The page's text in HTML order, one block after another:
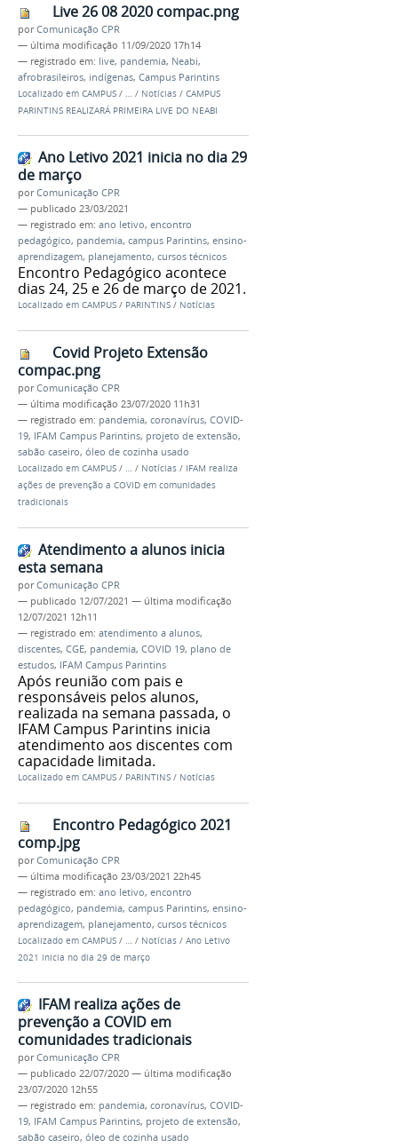
Live 26 08 2020 compac.png
porComunicação CPR
— última modificação 11/09/2020 17h14
— registrado em: live, pandemia, Neabi,
afrobrasileiros, indígenas, Campus Parintins
Localizado em CAMPUS / … / Notícias / CAMPUS
PARINTINS REALIZARÁ PRIMEIRA LIVE DO NEABI
Ano Letivo 2021 inicia no dia 29
de março
porComunicação CPR
— publicado 23/03/2021
— registrado em: ano letivo, encontro
pedagógico, pandemia, campus Parintins, ensino-
aprendizagem, planejamento, cursos técnicos
Encontro Pedagógico acontece
dias 24, 25 e 26 de março de 2021.
Localizado em CAMPUS / PARINTINS / Notícias
Covid Projeto Extensão
compac.png
porComunicação CPR
— última modificação 23/07/2020 11h31
— registrado em: pandemia, coronavírus, COVID-
19, IFAM Campus Parintins, projeto de extensão,
sabão caseiro, óleo de cozinha usado
Localizado em CAMPUS / … / Notícias / IFAM realiza
ações de prevenção a COVID em comunidades
tradicionais
Atendimento a alunos inicia
esta semana
porComunicação CPR
— publicado 12/07/2021 — última modificação
12/07/2021 12h11
— registrado em: atendimento a alunos,
discentes, CGE, pandemia, COVID 19, plano de
estudos, IFAM Campus Parintins
Após reunião com pais e
responsáveis pelos alunos,
realizada na semana passada, o
IFAM Campus Parintins inicia
atendimento aos discentes com
capacidade limitada.
Localizado em CAMPUS / PARINTINS / Notícias
Encontro Pedagógico 2021
comp.jpg
porComunicação CPR
— última modificação 23/03/2021 22h45
— registrado em: ano letivo, encontro
pedagógico, pandemia, campus Parintins, ensino-
aprendizagem, planejamento, cursos técnicos
Localizado em CAMPUS / / Notícias / Ano Letivo
2021 inicia no dia 29 de março
IFAM realiza ações de
prevenção a COVID em
comunidades tradicionais
porComunicação CPR
— publicado 22/07/2020 — última modificação
23/07/2020 12h55
— registrado em: pandemia, coronavírus, COVID-
19, IFAM Campus Parintins, projeto de extensão,
sabão caseiro, óleo de cozinha usado